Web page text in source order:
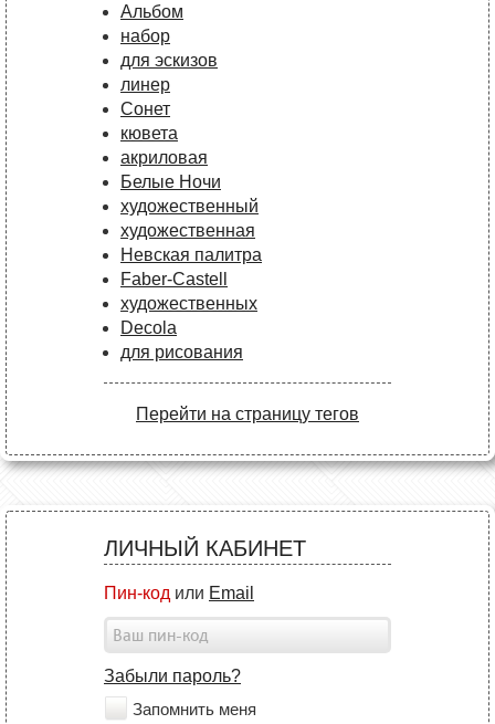
Альбом
набор
для эскизов
линер
Сонет
кювета
акриловая
Белые Ночи
художественный
художественная
Невская палитра
Faber-Castell
художественных
Decola
для рисования
Перейти на страницу тегов
ЛИЧНЫЙ КАБИНЕТ
Пин-код или Email
Забыли пароль?
Запомнить меня